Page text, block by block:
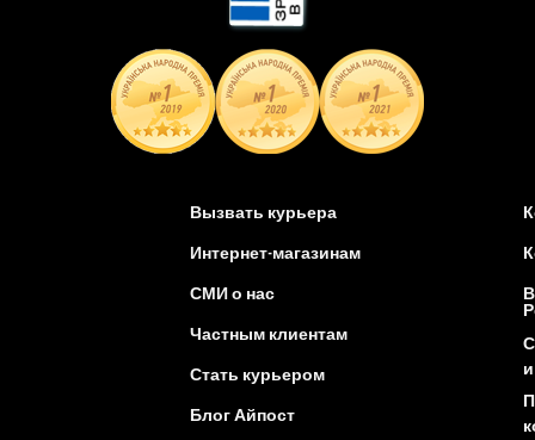
Вызвать курьера
Интернет-магазинам
СМИ о нас
Частным клиентам
Стать курьером
Блог Айпост